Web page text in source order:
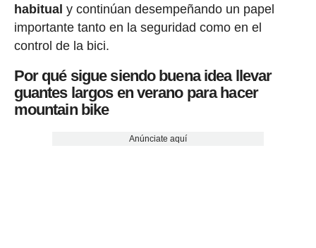
habitual y continúan desempeñando un papel
importante tanto en la seguridad como en el
control de la bici.
Por qué sigue siendo buena idea llevar
guantes largos en verano para hacer
mountain bike
Anúnciate aquí